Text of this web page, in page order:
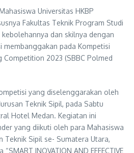
Universitas HKBP
Fakultas Teknik Program Studi
dan skilnya dengan
membanggakan pada Kompetisi
2023 (SBBC Polmed
yang diselenggarakan oleh
Teknik Sipil, pada Sabtu
Hotel Medan. Kegiatan ini
yang diikuti oleh para Mahasiswa
Teknik Sipil se- Sumatera Utara,
INOVATION AND EFFECTIVE